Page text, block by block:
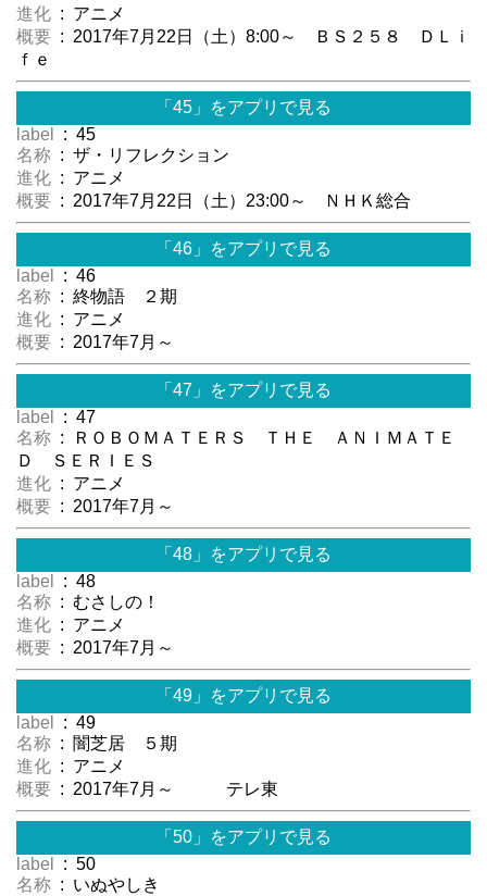
進化 : アニメ
概要 : 2017年7月22日（土）8:00～ ＢＳ２５８ ＤＬｉ
ｆｅ
「45」をアプリで見る
label
: 45
名称 : ザ・リフレクション
進化 : アニメ
概要 : 2017年7月22日（土）23:00～ ＮＨＫ総合
「46」をアプリで見る
label
: 46
名称 : 終物語 ２期
進化 : アニメ
概要 : 2017年7月～
「47」をアプリで見る
label
: 47
名称 : ＲＯＢＯＭＡＴＥＲＳ ＴＨＥ ＡＮＩＭＡＴＥ
Ｄ ＳＥＲＩＥＳ
進化 : アニメ
概要 : 2017年7月～
「48」をアプリで見る
label
: 48
名称 : むさしの！
進化 : アニメ
概要 : 2017年7月～
「49」をアプリで見る
label
: 49
名称 : 闇芝居 ５期
進化 : アニメ
概要 : 2017年7月～ テレ東
「50」をアプリで見る
label
: 50
名称 : いぬやしき